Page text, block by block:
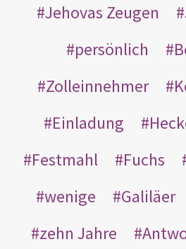
Jehovas Zeugen
persönlich
Zolleinnehmer
Einladung
Festmahl
Fuchs
wenige
Galiläer
zehn Jahre